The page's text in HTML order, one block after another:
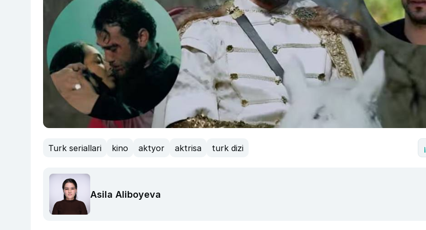
Turk seriallari kino aktyor aktrisa turk dizi
Asila Aliboyeva